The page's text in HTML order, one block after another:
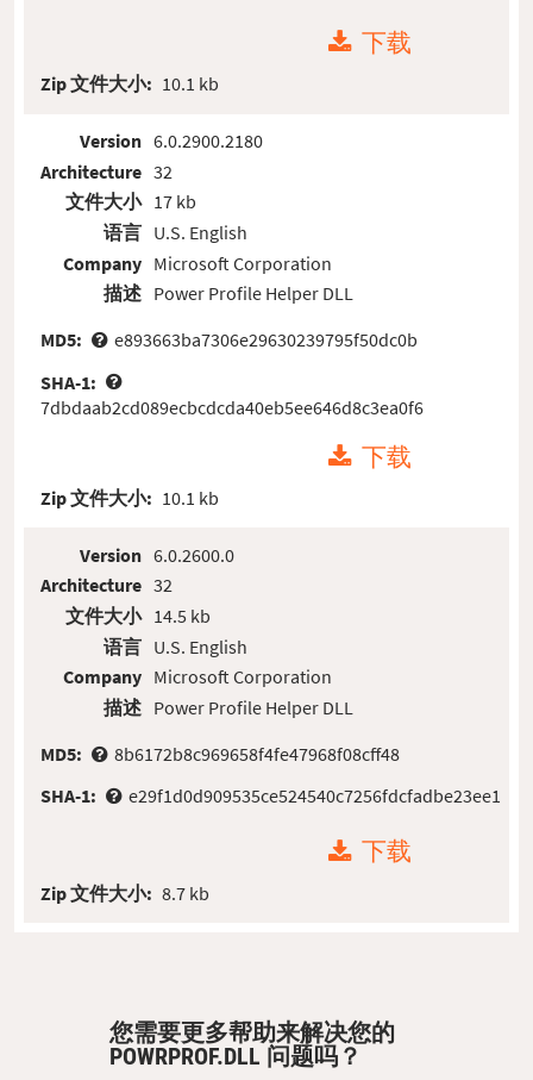
下载
Zip 文件大小: 10.1 kb
Version
Architecture
文件大小
语言
Company
描述
6.0.2900.2180
32
17 kb
U.S. English
Microsoft Corporation
Power Profile Helper DLL
MD5:
e893663ba7306e29630239795f50dc0b
SHA-1:
7dbdaab2cd089ecbcdcda40eb5ee646d8c3ea0f6
下载
Zip 文件大小: 10.1 kb
Version
Architecture
文件大小
语言
Company
描述
6.0.2600.0
32
14.5 kb
U.S. English
Microsoft Corporation
Power Profile Helper DLL
MD5:
8b6172b8c969658f4fe47968f08cff48
SHA-1:
e29f1d0d909535ce524540c7256fdcfadbe23ee1
下载
Zip 文件大小: 8.7 kb
您需要更多帮助来解决您的
POWRPROF.DLL 问题吗？